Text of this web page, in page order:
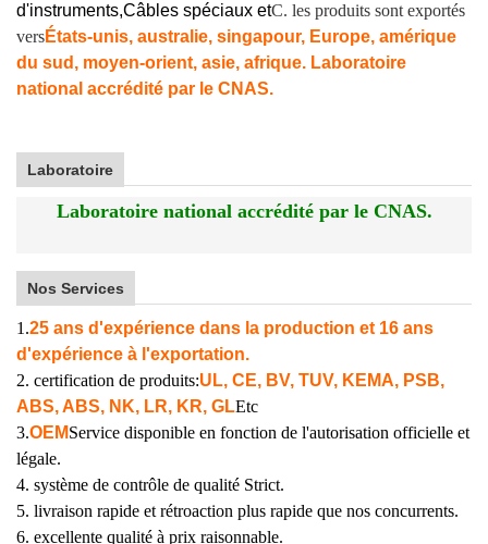
d'instruments,Câbles spéciaux etC. les produits sont exportés
versÉtats-unis, australie, singapour, Europe, amérique
du sud, moyen-orient, asie, afrique. Laboratoire
national accrédité par le CNAS.
Laboratoire
Laboratoire national accrédité par le CNAS.
Nos Services
1.25 ans d'expérience dans la production et 16 ans
d'expérience à l'exportation.
2. certification de produits:UL, CE, BV, TUV, KEMA, PSB,
ABS, ABS, NK, LR, KR, GLEtc
3.OEMService disponible en fonction de l'autorisation officielle et
légale.
4. système de contrôle de qualité Strict.
5. livraison rapide et rétroaction plus rapide que nos concurrents.
6. excellente qualité à prix raisonnable.